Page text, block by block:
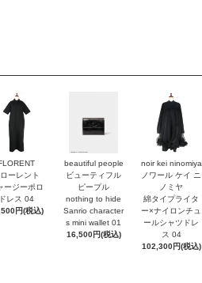
ーレント
ージーポロ
ドレス 04
円(税込)
beautiful people
ビューティフル
ピープル
nothing to hide
Sanrio character
s mini wallet⁠ 01
16,500円(税込)
noir kei ninomiya
ノワール ケイ ニ
ノミヤ
綿タイプライタ
ー×ナイロンチュ
ールシャツドレ
ス 04
102,300円(税込)